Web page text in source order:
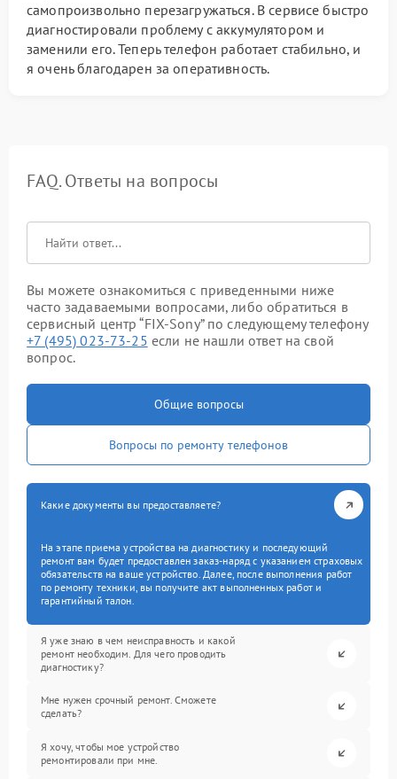
самопроизвольно перезагружаться. В сервисе быстро
диагностировали проблему с аккумулятором и
заменили его. Теперь телефон работает стабильно, и
я очень благодарен за оперативность.
FAQ. Ответы на вопросы
Вы можете ознакомиться с приведенными ниже
часто задаваемыми вопросами, либо обратиться в
сервисный центр “FIX-Sony” по следующему телефону
+7 (495) 023-73-25 если не нашли ответ на свой
вопрос.
Общие вопросы
Вопросы по ремонту телефонов
Какие документы вы предоставляете?
На этапе приема устройства на диагностику и последующий
ремонт вам будет предоставлен заказ-наряд с указанием страховых
обязательств на ваше устройство. Далее, после выполнения работ
по ремонту техники, вы получите акт выполненных работ и
гарантийный талон.
Я уже знаю в чем неисправность и какой
ремонт необходим. Для чего проводить
диагностику?
Мне нужен срочный ремонт. Сможете
сделать?
Я хочу, чтобы мое устройство
ремонтировали при мне.